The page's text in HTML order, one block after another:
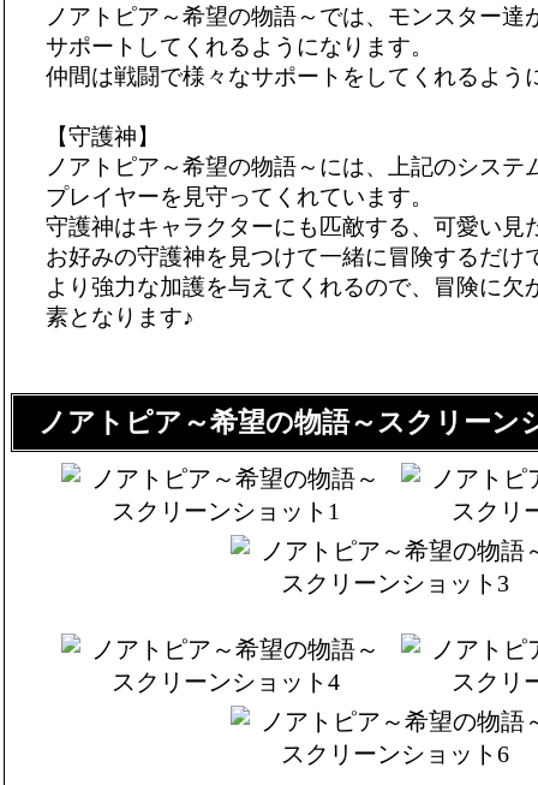
ノアトピア～希望の物語～では、モンスター達
サポートしてくれるようになります。
仲間は戦闘で様々なサポートをしてくれるよう
【守護神】
ノアトピア～希望の物語～には、上記のシステ
プレイヤーを見守ってくれています。
守護神はキャラクターにも匹敵する、可愛い見
お好みの守護神を見つけて一緒に冒険するだけ
より強力な加護を与えてくれるので、冒険に欠
素となります♪
ノアトピア～希望の物語～スクリーン